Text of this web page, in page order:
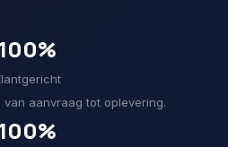
100%
van aanvraag tot oplevering.
100%